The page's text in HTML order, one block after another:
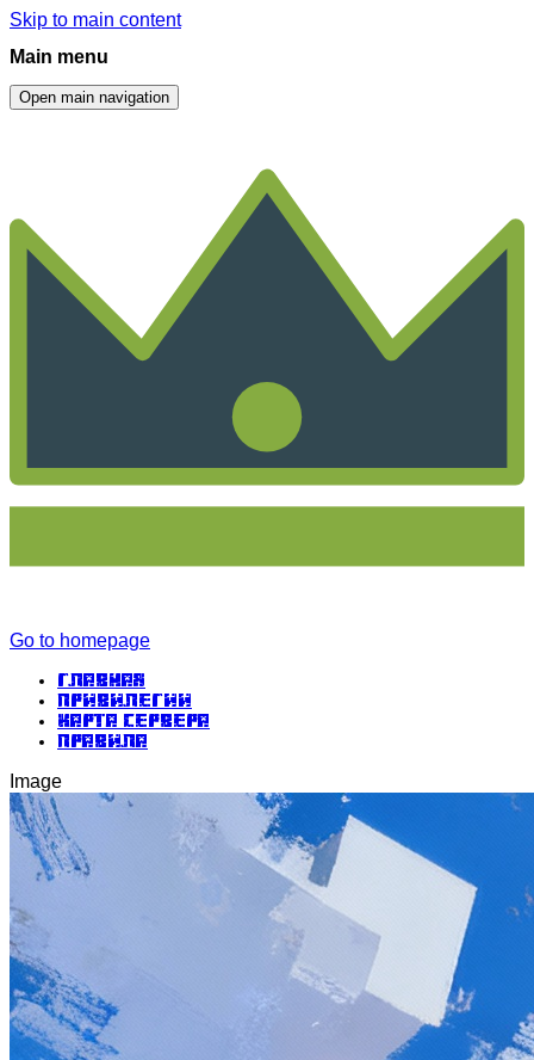
Skip to main content
Main menu
Open main navigation
Go to homepage
Главная
Привилегии
Карта сервера
Правила
Image